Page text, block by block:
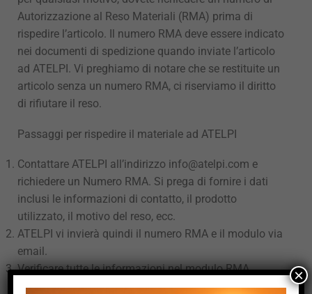
Autorizzazione al Reso Materiali (RMA) prima di
rispedire l’articolo. Il numero RMA deve essere indicato
nei documenti di spedizione quando inviate l’articolo
ad ATELPI. Vi preghiamo di notare che se restituite un
articolo senza un numero RMA, ci riserviamo il diritto
di rifiutare il reso.
Passaggi per rispedire il materiale ad ATELPI
Contattare ATELPI all’indirizzo info@atelpi.com e
richiedere un Numero RMA. Si prega di fornire i dati
inclusi le informazioni di contatto, il prodotto
utilizzato, il motivo del reso, ecc.
ATELPI vi invierà quindi il numero RMA e il modulo via
email.
Verificare tutte le informazioni nel modulo RMA,
stamparlo e firmarlo, se richiesto.
×